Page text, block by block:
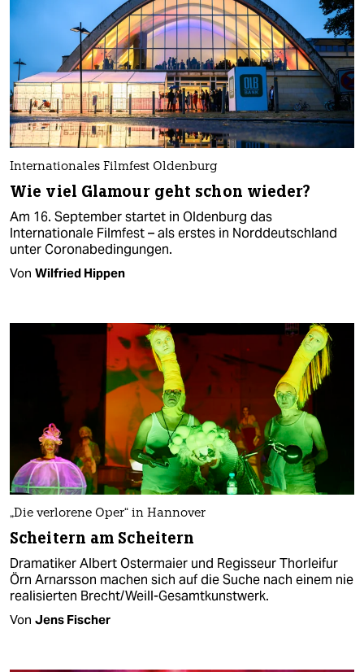
Internationales Filmfest Oldenburg
Wie viel Glamour geht schon wieder?
Am 16. September startet in Oldenburg das
Internationale Filmfest – als erstes in Norddeutschland
unter Coronabedingungen.
Von Wilfried Hippen
„Die verlorene Oper“ in Hannover
Scheitern am Scheitern
Dramatiker Albert Ostermaier und Regisseur Thorleifur
Örn Arnarsson machen sich auf die Suche nach einem nie
realisierten Brecht/Weill-Gesamtkunstwerk.
Von Jens Fischer